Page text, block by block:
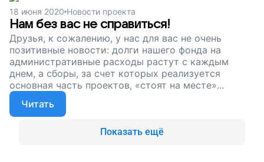
18 июня 2020 Новости проекта
Нам без вас не справиться!
Друзья, к сожалению, у нас для вас не очень
позитивные новости: долги нашего фонда на
административные расходы растут с каждым
днем, а сборы, за счет которых реализуется
основная часть проектов, «стоят на месте»...
Читать
Показать ещё